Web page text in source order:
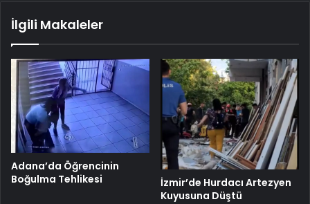
İlgili Makaleler
Adana’da Öğrencinin
Boğulma Tehlikesi
İzmir’de Hurdacı Artezyen
Kuyusuna Düştü